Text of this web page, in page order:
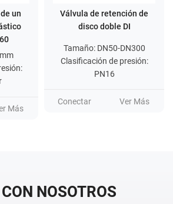
un
Más
Válvula de retención de
disco doble DI
Tamaño: DN50-DN300
Clasificación de presión:
PN16
Conectar Ver Más
NOSOTROS